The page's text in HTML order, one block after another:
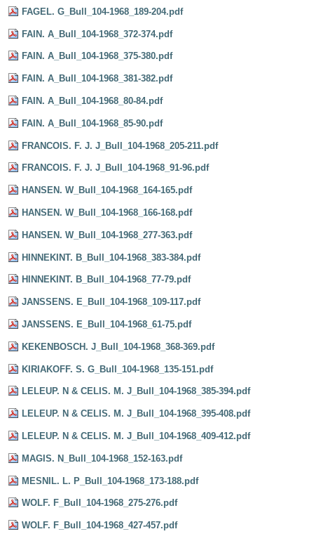
FAGEL. G_Bull_104-1968_189-204.pdf
FAIN. A_Bull_104-1968_372-374.pdf
FAIN. A_Bull_104-1968_375-380.pdf
FAIN. A_Bull_104-1968_381-382.pdf
FAIN. A_Bull_104-1968_80-84.pdf
FAIN. A_Bull_104-1968_85-90.pdf
FRANCOIS. F. J. J_Bull_104-1968_205-211.pdf
FRANCOIS. F. J. J_Bull_104-1968_91-96.pdf
HANSEN. W_Bull_104-1968_164-165.pdf
HANSEN. W_Bull_104-1968_166-168.pdf
HANSEN. W_Bull_104-1968_277-363.pdf
HINNEKINT. B_Bull_104-1968_383-384.pdf
HINNEKINT. B_Bull_104-1968_77-79.pdf
JANSSENS. E_Bull_104-1968_109-117.pdf
JANSSENS. E_Bull_104-1968_61-75.pdf
KEKENBOSCH. J_Bull_104-1968_368-369.pdf
KIRIAKOFF. S. G_Bull_104-1968_135-151.pdf
LELEUP. N & CELIS. M. J_Bull_104-1968_385-394.pdf
LELEUP. N & CELIS. M. J_Bull_104-1968_395-408.pdf
LELEUP. N & CELIS. M. J_Bull_104-1968_409-412.pdf
MAGIS. N_Bull_104-1968_152-163.pdf
MESNIL. L. P_Bull_104-1968_173-188.pdf
WOLF. F_Bull_104-1968_275-276.pdf
WOLF. F_Bull_104-1968_427-457.pdf